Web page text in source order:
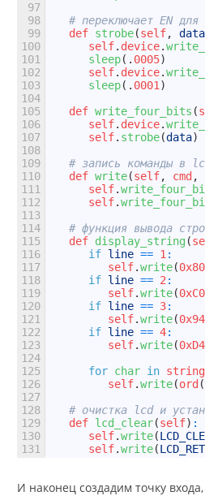
97
98
99
100
101
102
103
104
105
106
107
108
109
110
111
112
113
114
115
116
117
118
119
120
121
122
123
124
125
126
127
128
129
130
131
# переключает EN для
def strobe(self, data
self. device.
sleep( . 0005)
self. device.
sleep( . 0001 )
def write_four_bits (
self. device.
self. strobe(data)
# запись команды в
def write(self, cmd ,
self.
self.
# функция вывода
def display_string (
if line == 1 :
self.write(0x80
if line == 2 :
self.write(0xC0
if line == 3:
self.write(0x94
if line == 4:
self.write(0xD4
for char in string
self.write(ord (
# очистка lcd и
def lcd_clear(self) :
self.write(
self.write(
И наконец создадим точку входа,